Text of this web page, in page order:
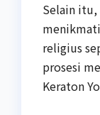
Selain itu,
religius
prosesi
Keraton